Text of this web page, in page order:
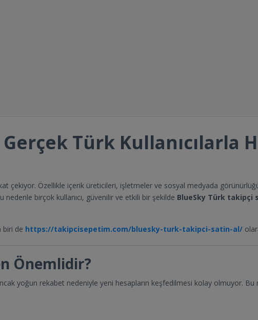
Türk Kullanıcılarla
çekiyor. Özellikle içerik üreticileri, işletmeler ve sosyal medyada
birçok kullanıcı, güvenilir ve etkili bir şekilde BlueSky Türk takipçi
biri de https://takipcisepetim.com/bluesky-turk-takipci-satin-al/
Önemlidir?
yoğun rekabet nedeniyle yeni hesapların keşfedilmesi kolay olmuyor.